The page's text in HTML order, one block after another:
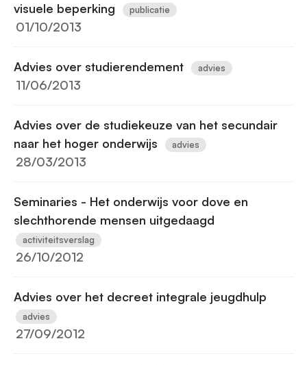
visuele beperking
publicatie
01/10/2013
Advies over studierendement advies
11/06/2013
Advies over de studiekeuze van het secundair
naar het hoger onderwijs
advies
28/03/2013
Seminaries - Het onderwijs voor dove en
slechthorende mensen uitgedaagd
activiteitsverslag
26/10/2012
Advies over het decreet integrale jeugdhulp
advies
27/09/2012